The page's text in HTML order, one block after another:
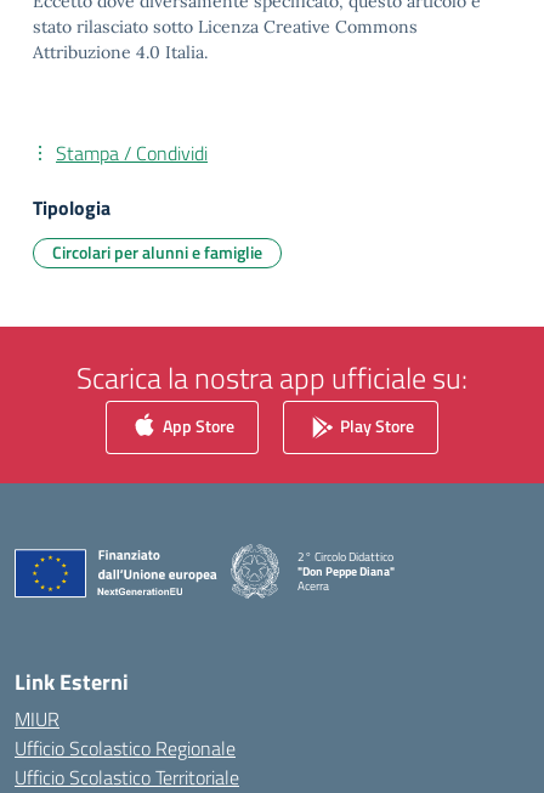
stato rilasciato sotto Licenza Creative Commons
Attribuzione 4.0 Italia.
Stampa / Condividi
Tipologia
Circolari per alunni e famiglie
Scarica la nostra app ufficiale su:
App Store Play Store
2° Circolo Didattico
"Don Peppe Diana"
Acerra
Link Esterni
MIUR
Ufficio Scolastico Regionale
Ufficio Scolastico Territoriale